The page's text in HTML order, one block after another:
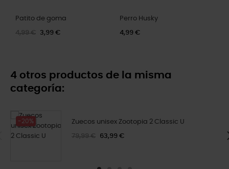
Patito de goma
4,99 € 3,99 €
Perro Husky
4,99 €
4 otros productos de la misma
categoría:
-20% Zuecos unisex Zootopia 2 Classic U
79,99 € 63,99 €